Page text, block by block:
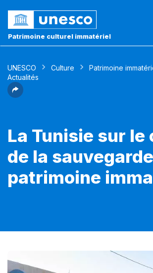
Patrimoine culturel immatériel
UNESCO Culture
Patrimoine
Actualités
La Tunisie sur le
de la
patrimoine